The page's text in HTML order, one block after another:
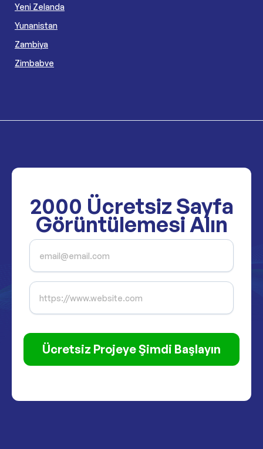
Yeni Zelanda
Yunanistan
Zambiya
Zimbabve
2000 Ücretsiz Sayfa
Görüntülemesi Alın
Ücretsiz Projeye Şimdi Başlayın